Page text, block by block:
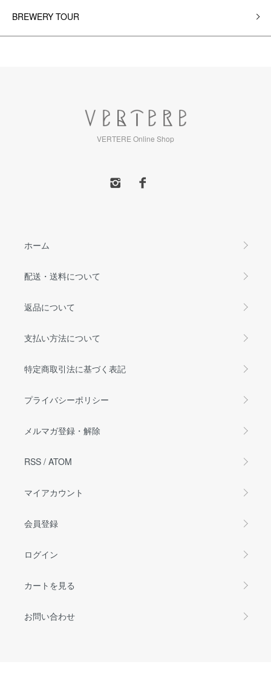
BREWERY TOUR
VERTERE Online Shop
ホーム
配送・送料について
返品について
支払い方法について
特定商取引法に基づく表記
プライバシーポリシー
メルマガ登録・解除
RSS / ATOM
マイアカウント
会員登録
ログイン
カートを見る
お問い合わせ